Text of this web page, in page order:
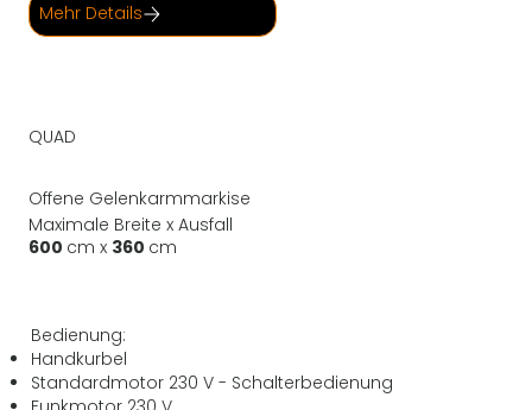
Mehr Details
QUAD
Offene Gelenkarmmarkise
Maximale Breite x Ausfall
600 cm x 360 cm
Bedienung:
Handkurbel
Standardmotor 230 V - Schalterbedienung